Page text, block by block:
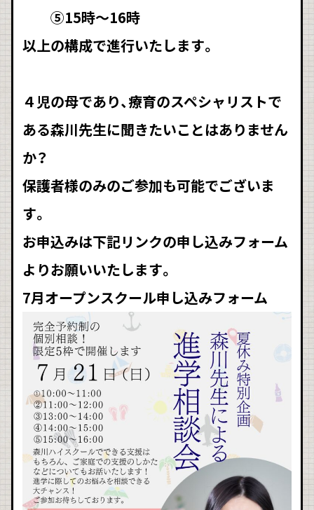
⑤15時～16時
以上の構成で進行いたします。
４児の母であり、療育のスペシャリストで
ある森川先生に聞きたいことはありません
か？
保護者様のみのご参加も可能でございま
す。
お申込みは下記リンクの申し込みフォーム
よりお願いいたします。
7月オープンスクール申し込みフォーム